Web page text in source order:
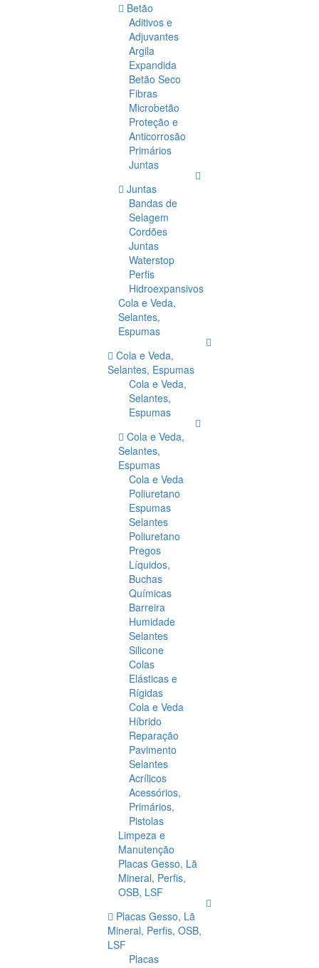
Betão
Aditivos e
Adjuvantes
Argila
Expandida
Betão Seco
Fibras
Microbetão
Proteção e
Anticorrosão
Primários
Juntas
Juntas
Bandas de
Selagem
Cordões
Juntas
Waterstop
Perfis
Hidroexpansivos
Cola e Veda,
Selantes,
Espumas
Cola e Veda,
Selantes, Espumas
Cola e Veda,
Selantes,
Espumas
Cola e Veda,
Selantes,
Espumas
Cola e Veda
Poliuretano
Espumas
Selantes
Poliuretano
Pregos
Líquidos,
Buchas
Químicas
Barreira
Humidade
Selantes
Silicone
Colas
Elásticas e
Rígidas
Cola e Veda
Híbrido
Reparação
Pavimento
Selantes
Acrílicos
Acessórios,
Primários,
Pistolas
Limpeza e
Manutenção
Placas Gesso, Lã
Mineral, Perfis,
OSB, LSF
Placas Gesso, Lã
Mineral, Perfis, OSB,
LSF
Placas